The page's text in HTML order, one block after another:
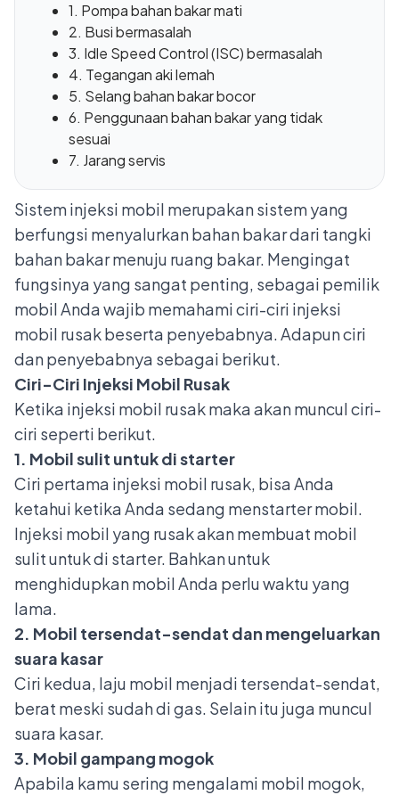
1. Pompa bahan bakar mati
2. Busi bermasalah
3. Idle Speed Control (ISC) bermasalah
4. Tegangan aki lemah
5. Selang bahan bakar bocor
6. Penggunaan bahan bakar yang tidak
sesuai
7. Jarang servis
Sistem injeksi mobil merupakan sistem yang
berfungsi menyalurkan bahan bakar dari tangki
bahan bakar menuju ruang bakar. Mengingat
fungsinya yang sangat penting, sebagai pemilik
mobil Anda wajib memahami ciri-ciri injeksi
mobil rusak beserta penyebabnya. Adapun ciri
dan penyebabnya sebagai berikut.
Ciri-Ciri Injeksi Mobil Rusak
Ketika injeksi mobil rusak maka akan muncul ciri-
ciri seperti berikut.
1. Mobil sulit untuk di starter
Ciri pertama injeksi mobil rusak, bisa Anda
ketahui ketika Anda sedang menstarter mobil.
Injeksi mobil yang rusak akan membuat mobil
sulit untuk di starter. Bahkan untuk
menghidupkan mobil Anda perlu waktu yang
lama.
2. Mobil tersendat-sendat dan mengeluarkan
suara kasar
Ciri kedua, laju mobil menjadi tersendat-sendat,
berat meski sudah di gas. Selain itu juga muncul
suara kasar.
3. Mobil gampang mogok
Apabila kamu sering mengalami mobil mogok,